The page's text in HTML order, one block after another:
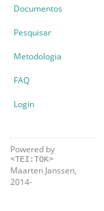
Documentos
Pesquisar
Metodologia
FAQ
Login
Powered by
<TEI:TOK>
Maarten Janssen,
2014-